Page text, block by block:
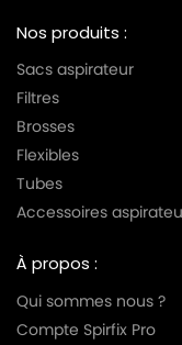
Nos produits :
Sacs aspirateur
Filtres
Brosses
Flexibles
Tubes
Accessoires
À propos :
Qui sommes nous ?
Compte Spirfix Pro